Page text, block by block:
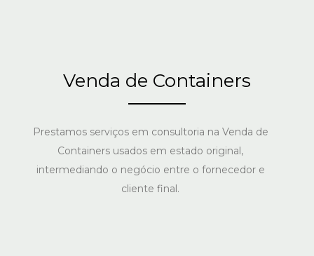
Venda de Containers
Prestamos serviços em consultoria na Venda de
Containers usados em estado original,
intermediando o negócio entre o fornecedor e
cliente final.